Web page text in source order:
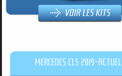
MERCEDES CLS 2019-ACTUEL